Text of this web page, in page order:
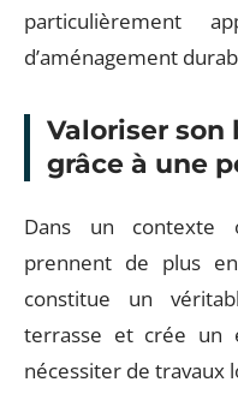
particulièrement
d’aménagement
Valoriser
grâce à une
Dans un contexte
prennent de plus
constitue un
terrasse et crée un
nécessiter de travaux